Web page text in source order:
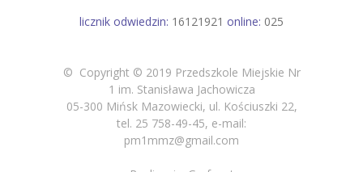
licznik odwiedzin: 16121921 online: 025
© Copyright © 2019 Przedszkole Miejskie Nr
1 im. Stanisława Jachowicza
05-300 Mińsk Mazowiecki, ul. Kościuszki 22,
tel. 25 758-49-45, e-mail:
pm1mmz@gmail.com